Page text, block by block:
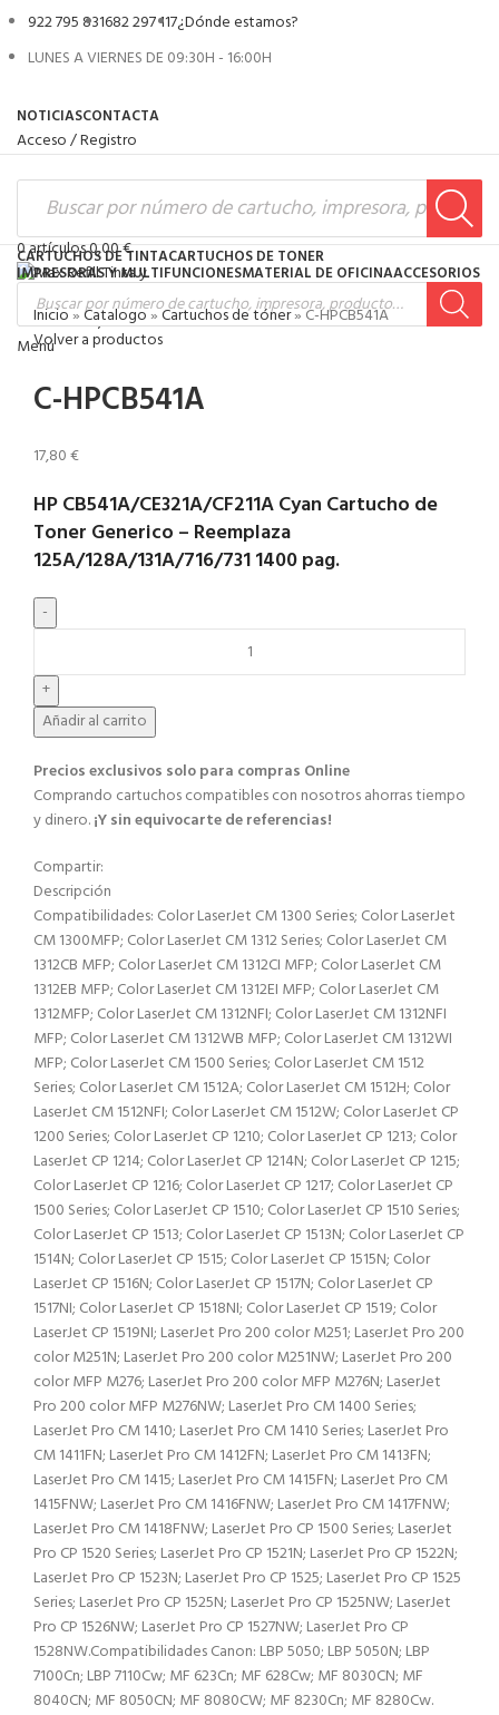
922 795 831682 297 117¿Dónde estamos?
LUNES A VIERNES DE 09:30H - 16:00H
NOTICIASCONTACTA
Acceso / Registro
0artículos0,00€
0artículos0,00€
Menú
CARTUCHOS DE TINTACARTUCHOS DE TONER
IMPRESORAS Y MULTIFUNCIONESMATERIAL DE OFICINAACCESORIOS
Inicio»Catalogo»Cartuchos de tóner»C-HPCB541A
Volver a productos
C-HPCB541A
17,80€
HP CB541A/CE321A/CF211A Cyan Cartucho de
Toner Generico – Reemplaza
125A/128A/131A/716/731 1400 pag.
Añadir al carrito
Precios exclusivos solo para compras Online​
Comprando cartuchos compatibles con nosotros ahorras tiempo
y dinero.¡Y sin equivocarte de referencias!
Compartir:
Descripción
Compatibilidades: Color LaserJet CM 1300 Series; Color LaserJet
CM 1300MFP; Color LaserJet CM 1312 Series; Color LaserJet CM
1312CB MFP; Color LaserJet CM 1312CI MFP; Color LaserJet CM
1312EB MFP; Color LaserJet CM 1312EI MFP; Color LaserJet CM
1312MFP; Color LaserJet CM 1312NFI; Color LaserJet CM 1312NFI
MFP; Color LaserJet CM 1312WB MFP; Color LaserJet CM 1312WI
MFP; Color LaserJet CM 1500 Series; Color LaserJet CM 1512
Series; Color LaserJet CM 1512A; Color LaserJet CM 1512H; Color
LaserJet CM 1512NFI; Color LaserJet CM 1512W; Color LaserJet CP
1200 Series; Color LaserJet CP 1210; Color LaserJet CP 1213; Color
LaserJet CP 1214; Color LaserJet CP 1214N; Color LaserJet CP 1215;
Color LaserJet CP 1216; Color LaserJet CP 1217; Color LaserJet CP
1500 Series; Color LaserJet CP 1510; Color LaserJet CP 1510 Series;
Color LaserJet CP 1513; Color LaserJet CP 1513N; Color LaserJet CP
1514N; Color LaserJet CP 1515; Color LaserJet CP 1515N; Color
LaserJet CP 1516N; Color LaserJet CP 1517N; Color LaserJet CP
1517NI; Color LaserJet CP 1518NI; Color LaserJet CP 1519; Color
LaserJet CP 1519NI; LaserJet Pro 200 color M251; LaserJet Pro 200
color M251N; LaserJet Pro 200 color M251NW; LaserJet Pro 200
color MFP M276; LaserJet Pro 200 color MFP M276N; LaserJet
Pro 200 color MFP M276NW; LaserJet Pro CM 1400 Series;
LaserJet Pro CM 1410; LaserJet Pro CM 1410 Series; LaserJet Pro
CM 1411FN; LaserJet Pro CM 1412FN; LaserJet Pro CM 1413FN;
LaserJet Pro CM 1415; LaserJet Pro CM 1415FN; LaserJet Pro CM
1415FNW; LaserJet Pro CM 1416FNW; LaserJet Pro CM 1417FNW;
LaserJet Pro CM 1418FNW; LaserJet Pro CP 1500 Series; LaserJet
Pro CP 1520 Series; LaserJet Pro CP 1521N; LaserJet Pro CP 1522N;
LaserJet Pro CP 1523N; LaserJet Pro CP 1525; LaserJet Pro CP 1525
Series; LaserJet Pro CP 1525N; LaserJet Pro CP 1525NW; LaserJet
Pro CP 1526NW; LaserJet Pro CP 1527NW; LaserJet Pro CP
1528NW.Compatibilidades Canon: LBP 5050; LBP 5050N; LBP
7100Cn; LBP 7110Cw; MF 623Cn; MF 628Cw; MF 8030CN; MF
8040CN; MF 8050CN; MF 8080CW; MF 8230Cn; MF 8280Cw.